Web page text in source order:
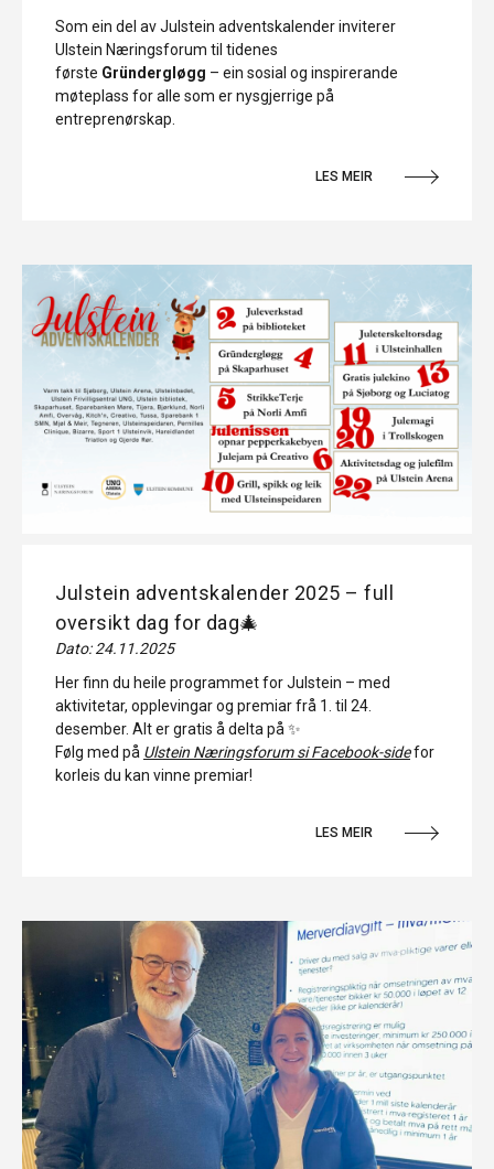
Som ein del av Julstein adventskalender inviterer
Ulstein Næringsforum til tidenes
første Gründergløgg – ein sosial og inspirerande
møteplass for alle som er nysgjerrige på
entreprenørskap.
LES MEIR
Julstein adventskalender 2025 – full
oversikt dag for dag🎄
Dato: 24.11.2025
Her finn du heile programmet for Julstein – med
aktivitetar, opplevingar og premiar frå 1. til 24.
desember. Alt er gratis å delta på ✨
Følg med på Ulstein Næringsforum si Facebook-sidefor
korleis du kan vinne premiar!
LES MEIR